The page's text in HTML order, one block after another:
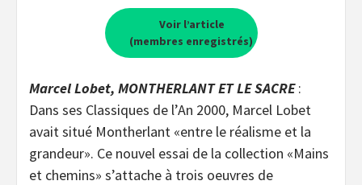
Voir l’article
(membres enregistrés)
Marcel Lobet, MONTHERLANT ET LE SACRE:
Dans ses Classiques de l’An 2000, Marcel Lobet
avait situé Montherlant «entre le réalisme et la
grandeur». Ce nouvel essai de la collection «Mains
et chemins» s’attache à trois oeuvres de